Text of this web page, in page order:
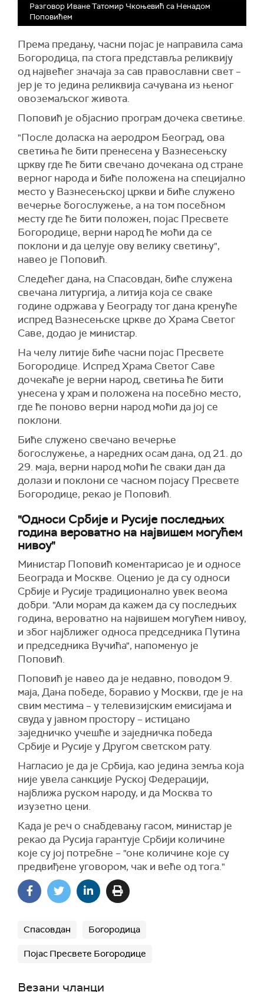
Разговор Иване Татомир Чкоњевић са Ненадом
Поповићем
Према предању, часни појас је направила сама
Богородица, па стога представља реликвију
од највећег значаја за сав православни свет –
јер је то једина реликвија сачувана из њеног
овоземаљског живота.
Поповић је објаснио програм дочека светиње.
"После доласка на аеродром Београд, ова
светиња ће бити пренесена у Вазнесењску
цркву где ће бити свечано дочекана од стране
верног народа и биће положена на специјално
место у Вазнесењској цркви и биће служено
вечерње богослужење, а на том посебном
месту где ће бити положен, појас Пресвете
Богородице, верни народ ће моћи да се
поклони и да целује ову велику светињу",
навео је Поповић.
Следећег дана, на Спасовдан, биће служена
свечана литургија, а литија која се сваке
године одржава у Београду тог дана кренуће
испред Вазнесењске цркве до Храма Светог
Саве, додао је министар.
На челу литије биће часни појас Пресвете
Богородице. Испред Храма Светог Саве
дочекаће је верни народ, светиња ће бити
унесена у храм и положена на посебно место,
где ће поново верни народ моћи да јој се
поклони.
Биће служено свечано вечерње
богослужење, а наредних осам дана, од 21. до
29. маја, верни народ моћи ће сваки дан да
долази и поклони се часном појасу Пресвете
Богородице, рекао је Поповић.
"Односи Србије и Русије последњих
година вероватно на највишем могућем
нивоу"
Министар Поповић коментарисао је и односе
Београда и Москве. Оценио је да су односи
Србије и Русије традиционално увек веома
добри. "Али морам да кажем да су последњих
година, вероватно на највишем могућем нивоу,
и због најближег односа председника Путина
и председника Вучића", напоменуо је
Поповић.
Поповић је навео да је недавно, поводом 9.
маја, Дана победе, боравио у Москви, где је на
свим местима – у телевизијским емисијама и
свуда у јавном простору – истицано
заједничко учешће и заједничка победа
Србије и Русије у Другом светском рату.
Нагласио је да је Србија, као једина земља која
није увела санкције Руској Федерацији,
најближа руском народу, и да Москва то
изузетно цени.
Када је реч о снабдевању гасом, министар је
рекао да Русија гарантује Србији количине
које су јој потребне – "оне количине које су
предвиђене уговором, чак и веће од тога."
Спасовдан Богородица
Појас Пресвете Богородице
Везани чланци